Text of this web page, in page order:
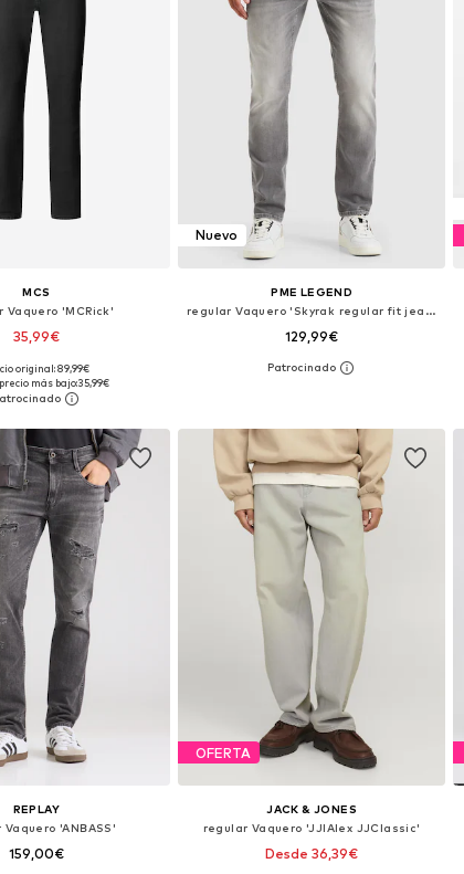
MCS
Vaquero 'MCRick'
35,99€
en muchas tallas
a la cesta
original: 89,99€
más bajo:35,99€
Nuevo
PME LEGEND
regular Vaquero 'Skyrak regular fit jeans'
129,99€
Disponible en muchas tallas
REPLAY
'ANBASS'
159,00€
OFERTA
JACK & JONES
regular Vaquero 'JJIAlex JJClassic'
Desde 36,39€